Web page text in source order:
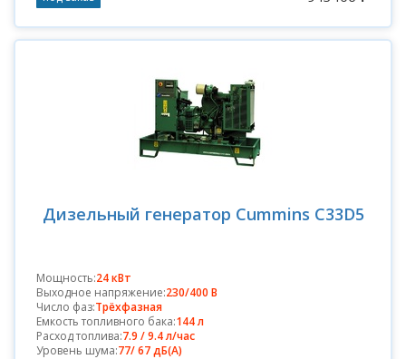
Дизельный генератор Cummins C33D5
Мощность:24 кВт
Выходное напряжение:230/400 В
Число фаз:Трёхфазная
Емкость топливного бака:144 л
Расход топлива:7.9 / 9.4 л/час
Уровень шума:77/ 67 дБ(А)